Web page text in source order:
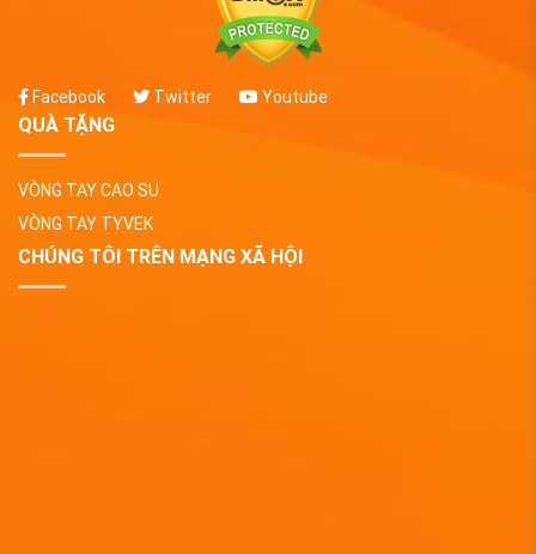
Facebook Twitter Youtube
QUÀ TẶNG
VÒNG TAY CAO SU
VÒNG TAY TYVEK
CHÚNG TÔI TRÊN MẠNG XÃ HỘI